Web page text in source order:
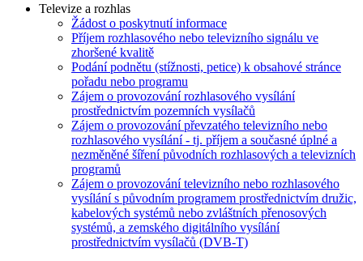
Televize a rozhlas
Žádost o poskytnutí informace
Příjem rozhlasového nebo televizního signálu ve
zhoršené kvalitě
Podání podnětu (stížnosti, petice) k obsahové stránce
pořadu nebo programu
Zájem o provozování rozhlasového vysílání
prostřednictvím pozemních vysílačů
Zájem o provozování převzatého televizního nebo
rozhlasového vysílání - tj. příjem a současné úplné a
nezměněné šíření původních rozhlasových a televizních
programů
Zájem o provozování televizního nebo rozhlasového
vysílání s původním programem prostřednictvím družic,
kabelových systémů nebo zvláštních přenosových
systémů, a zemského digitálního vysílání
prostřednictvím vysílačů (DVB-T)